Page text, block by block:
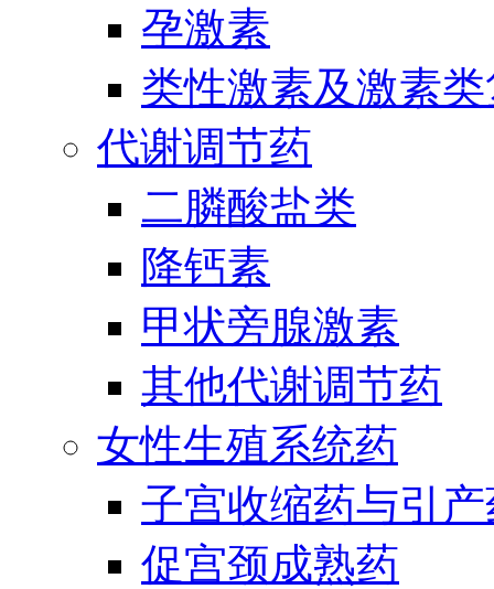
孕激素
类性激素及激素
代谢调节药
二膦酸盐类
降钙素
甲状旁腺激素
其他代谢调节药
女性生殖系统药
子宫收缩药与引
促宫颈成熟药